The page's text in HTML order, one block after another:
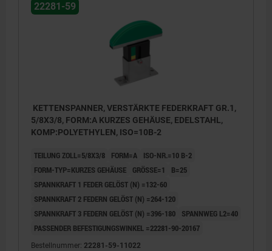
22281-59
KETTENSPANNER, VERSTÄRKTE FEDERKRAFT GR.1,
5/8X3/8, FORM:A KURZES GEHÄUSE, EDELSTAHL,
KOMP:POLYETHYLEN, ISO=10B-2
TEILUNG ZOLL=5/8X3/8 FORM=A
ISO-NR.=10 B-2
FORM-TYP=KURZES GEHÄUSE
GRÖSSE=1
B=25
SPANNKRAFT 1 FEDER GELÖST (N) =132-60
SPANNKRAFT 2 FEDERN GELÖST (N) =264-120
SPANNKRAFT 3 FEDERN GELÖST (N) =396-180
SPANNWEG L2=40
PASSENDER BEFESTIGUNGSWINKEL =22281-90-20167
Bestellnummer: 22281-59-11022